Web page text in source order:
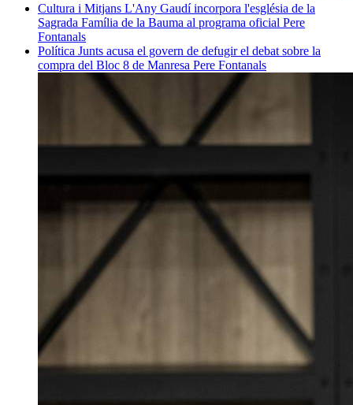
Cultura i Mitjans L'Any Gaudí incorpora l'església de la
Sagrada Família de la Bauma al programa oficial Pere
Fontanals
Política Junts acusa el govern de defugir el debat sobre la
compra del Bloc 8 de Manresa Pere Fontanals